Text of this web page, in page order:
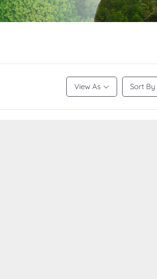
View As Sort By